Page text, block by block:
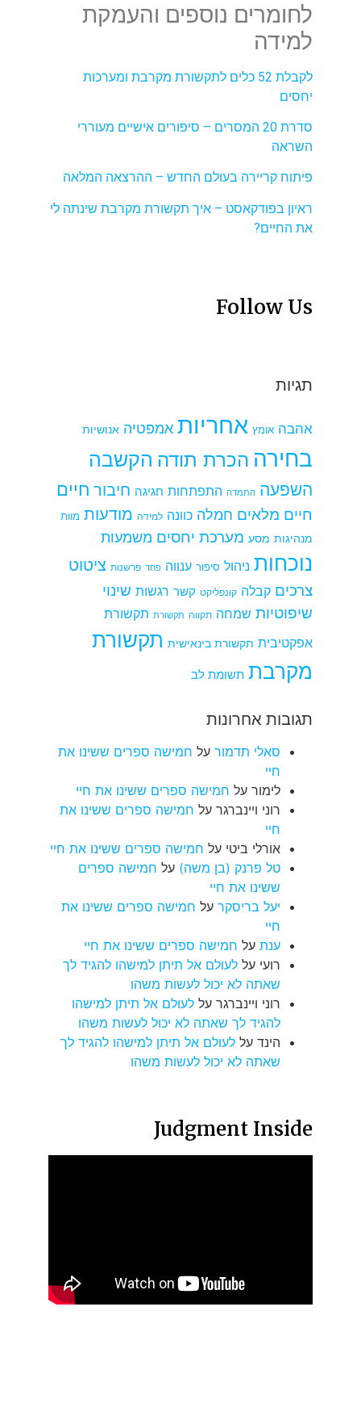
לחומרים נוספים והעמקת
למידה
לקבלת 52 כלים לתקשורת מקרבת ומערכות
יחסים
סדרת 20 המסרים – סיפורים אישיים מעוררי
השראה
פיתוח קריירה בעולם החדש – ההרצאה המלאה
ראיון בפודקאסט – איך תקשורת מקרבת שינתה לי
את החיים?
Follow Us
תגיות
אהבה אומץ אחריות אמפטיה אנושיות
בחירה הכרת תודה הקשבה
השפעה התמדה התפתחות חגיגה חיבור חיים
חיים מלאים חמלה כוונה למידה מודעות מוות
מנהיגות מסע מערכת יחסים משמעות
נוכחות ניהול סיפור ענווה פחד פרשנות ציטוט
צרכים קבלה קונפליקט קשר רגשות שינוי
שיפוטיות שמחה תקווה תקשורת תקשורת
אפקטיבית תקשורת בינאישית תקשורת
מקרבת תשומת לב
תגובות אחרונות
סאלי תדמור על חמישה ספרים ששינו את
חיי
לימור על חמישה ספרים ששינו את חיי
רוני ויינברגר על חמישה ספרים ששינו את
חיי
אורלי ביטי על חמישה ספרים ששינו את חיי
טל פרנק (בן משה) על חמישה ספרים
ששינו את חיי
יעל בריסקר על חמישה ספרים ששינו את
חיי
ענת על חמישה ספרים ששינו את חיי
רועי על לעולם אל תיתן למישהו להגיד לך
שאתה לא יכול לעשות משהו
רוני ויינברגר על לעולם אל תיתן למישהו
להגיד לך שאתה לא יכול לעשות משהו
הינד על לעולם אל תיתן למישהו להגיד לך
שאתה לא יכול לעשות משהו
Judgment Inside